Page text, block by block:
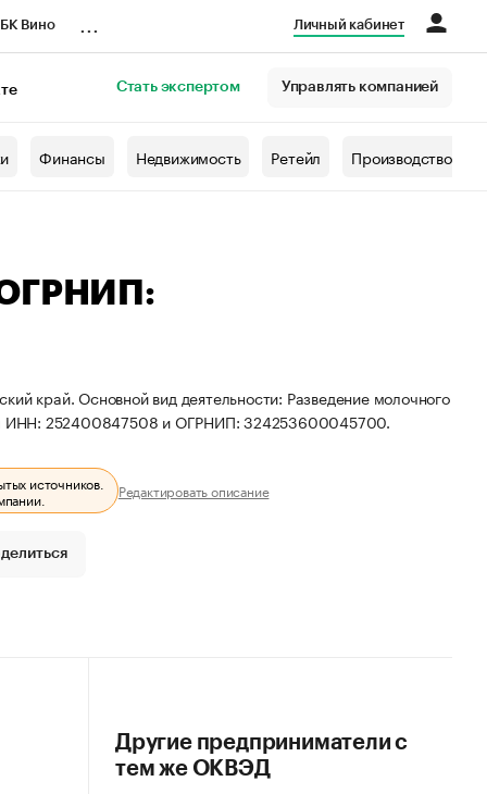
Вино Личный кабинет
Стать экспертом Управлять компанией
Финансы Недвижимость Ретейл Производство
ОГРНИП:
край. Основной вид деятельности: Разведение молочного
ИНН: 252400847508 и ОГРНИП: 324253600045700.
источников.
Редактировать описание
Другие предприниматели с
тем же ОКВЭД